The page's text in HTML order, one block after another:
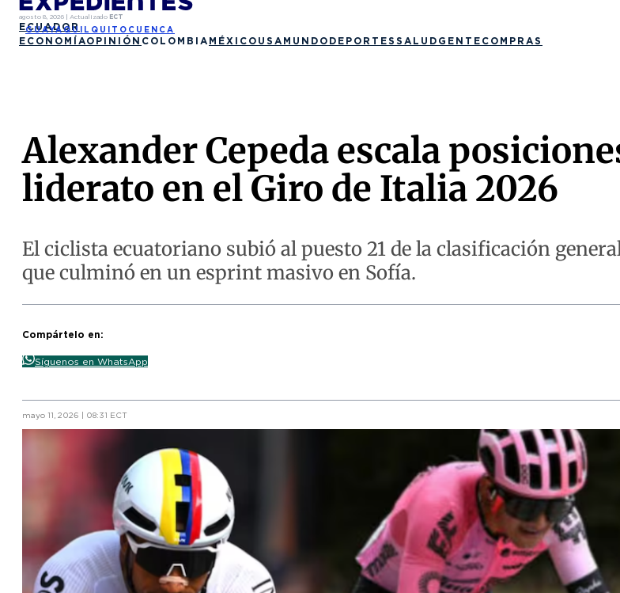
agosto 8, 2026 | Actualizado ECT
ECUADOR
GUAYAQUIL QUITO CUENCA
ECONOMÍAOPINIÓN COLOMBIA MÉXICO USA MUNDO DEPORTES SALUD GENTE COMPRAS
Alexander Cepeda escala
liderato en el Giro de Italia 2026
El ciclista ecuatoriano subió al puesto 21 de la clasificación
que culminó en un esprint masivo en Sofía.
Compártelo en:
Síguenos en WhatsApp
mayo 11, 2026 | 08:31 ECT